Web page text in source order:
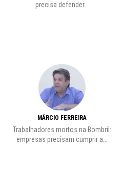
precisa defender...
MÁRCIO FERREIRA
Trabalhadores mortos na Bombril:
empresas precisam cumprir a...